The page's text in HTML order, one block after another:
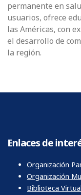
permanente en
usuarios, ofrece
las Américas, con
el desarrollo de
la región.
Enlaces de
Organización
Organización
Biblioteca